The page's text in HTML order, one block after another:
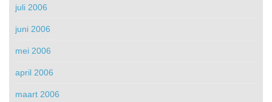
juli 2006
juni 2006
mei 2006
april 2006
maart 2006